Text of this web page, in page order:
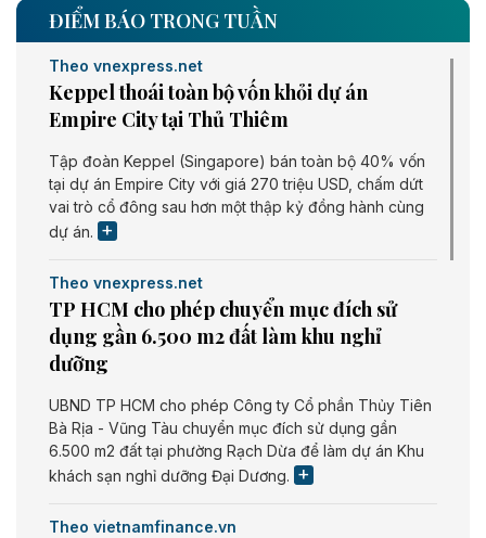
ĐIỂM BÁO TRONG TUẦN
Theo vnexpress.net
Keppel thoái toàn bộ vốn khỏi dự án
Empire City tại Thủ Thiêm
Tập đoàn Keppel (Singapore) bán toàn bộ 40% vốn
tại dự án Empire City với giá 270 triệu USD, chấm dứt
vai trò cổ đông sau hơn một thập kỷ đồng hành cùng
dự án.
Theo vnexpress.net
TP HCM cho phép chuyển mục đích sử
dụng gần 6.500 m2 đất làm khu nghỉ
dưỡng
UBND TP HCM cho phép Công ty Cổ phần Thủy Tiên
Bà Rịa - Vũng Tàu chuyển mục đích sử dụng gần
6.500 m2 đất tại phường Rạch Dừa để làm dự án Khu
khách sạn nghỉ dưỡng Đại Dương.
Theo vietnamfinance.vn